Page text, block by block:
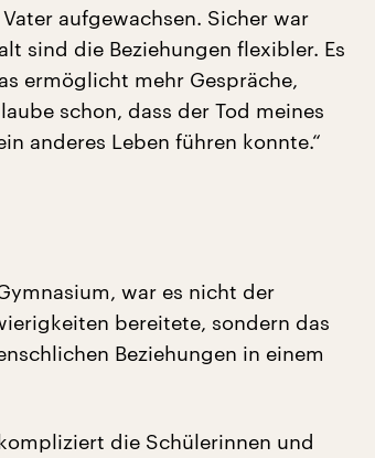
aufgewachsen. Sicher war
sind die Beziehungen flexibler. Es
ermöglicht mehr Gespräche,
schon, dass der Tod meines
anderes Leben führen konnte.“
war es nicht der
bereitete, sondern das
Beziehungen in einem
die Schülerinnen und